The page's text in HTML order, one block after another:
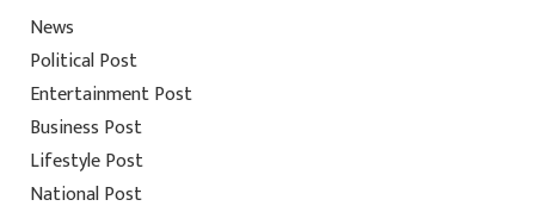
News
Political Post
Entertainment Post
Business Post
Lifestyle Post
National Post